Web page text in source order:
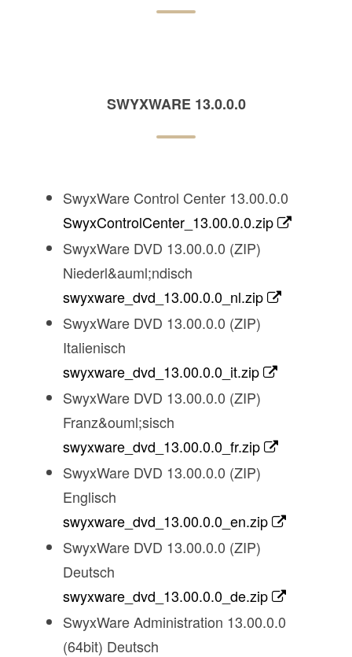
SWYXWARE 13.0.0.0
SwyxWare Control Center 13.00.0.0
SwyxControlCenter_13.00.0.0.zip
SwyxWare DVD 13.00.0.0 (ZIP)
Niederl&auml;ndisch
swyxware_dvd_13.00.0.0_nl.zip
SwyxWare DVD 13.00.0.0 (ZIP)
Italienisch
swyxware_dvd_13.00.0.0_it.zip
SwyxWare DVD 13.00.0.0 (ZIP)
Franz&ouml;sisch
swyxware_dvd_13.00.0.0_fr.zip
SwyxWare DVD 13.00.0.0 (ZIP)
Englisch
swyxware_dvd_13.00.0.0_en.zip
SwyxWare DVD 13.00.0.0 (ZIP)
Deutsch
swyxware_dvd_13.00.0.0_de.zip
SwyxWare Administration 13.00.0.0
(64bit) Deutsch